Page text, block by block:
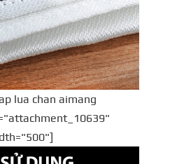
lua chan aimang